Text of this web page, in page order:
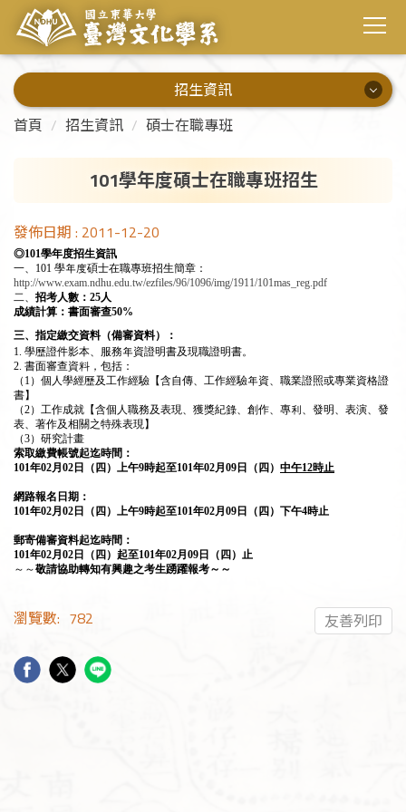
招生資訊
招生資訊
學士班
碩士班
首頁 招生資訊 碩士在職專班
101學年度碩士在職專班招生
發佈日期 : 2011-12-20
◎101學年度招生資訊
一、 101 學年度碩士在職專班招生簡章：
http://www.exam.ndhu.edu.tw/ezfiles/96/1096/img/1911/101mas_reg.pdf
二、 招考人數：25人
成績計算：書面審查50%
三、指定繳交資料（備審資料）：
1. 學歷證件影本、服務年資證明書及現職證明書。
2. 書面審查資料，包括：
（1）個人學經歷及工作經驗【含自傳、工作經驗年資、職業證照或專業資格證
書】
（2）工作成就【含個人職務及表現、獲獎紀錄、創作、專利、發明、表演、發
表、著作及相關之特殊表現】
（3）研究計畫
索取繳費帳號起迄時間：
101年02月02 日（四）上午9時起至101年02月09 日（四） 中午12時止
網路報名日期：
101年02月02 日（四）上午9時起至101年02月09 日（四）下午4時止
郵寄備審資料起迄時間：
101年02月02 日（四）起至101年02月09 日（四）止
～～敬請協助轉知有興趣之考生踴躍報考～～
瀏覽數: 782 友善列印